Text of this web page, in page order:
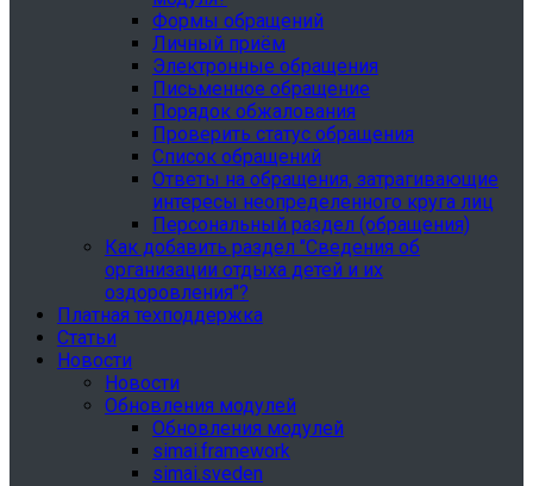
Формы обращений
Личный приём
Электронные обращения
Письменное обращение
Порядок обжалования
Проверить статус обращения
Список обращений
Ответы на обращения, затрагивающие
интересы неопределенного круга лиц
Персональный раздел (обращения)
Как добавить раздел "Сведения об
организации отдыха детей и их
оздоровления"?
Платная техподдержка
Статьи
Новости
Новости
Обновления модулей
Обновления модулей
simai.framework
simai.sveden